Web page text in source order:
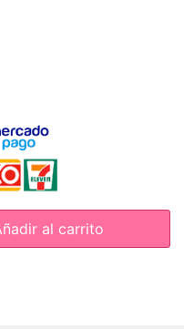
al carrito